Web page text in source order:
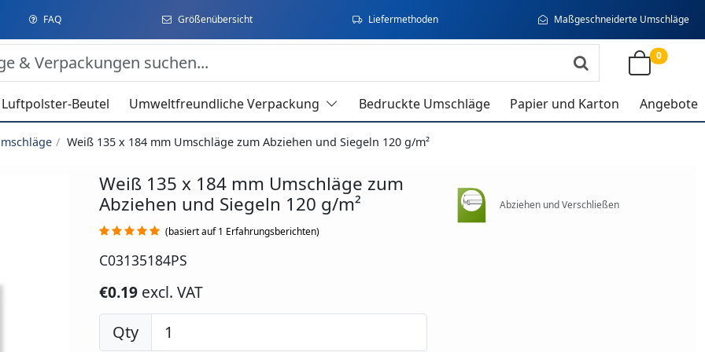
FAQ Größenübersicht Liefermethoden Maßgeschneiderte Umschläge
0
Luftpolster-Beutel Umweltfreundliche Verpackung Bedruckte Umschläge Papier und Karton Angebote
Weiß 135 x 184 mm Umschläge zum Abziehen und Siegeln 120 g/m²
Weiß 135 x 184 mm Umschläge zum
Abziehen und Siegeln 120 g/m²
(basiert auf 1 Erfahrungsberichten)
C03135184PS
€0.19 excl. VAT
Qty
Abziehen und Verschließen